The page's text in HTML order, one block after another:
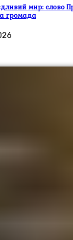
мир: слово
громада